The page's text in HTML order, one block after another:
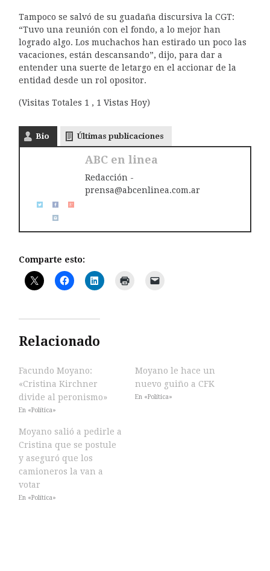
Tampoco se salvó de su guadaña discursiva la CGT:
“Tuvo una reunión con el fondo, a lo mejor han
logrado algo. Los muchachos han estirado un poco las
vacaciones, están descansando”, dijo, para dar a
entender una suerte de letargo en el accionar de la
entidad desde un rol opositor.
(Visitas Totales 1 , 1 Vistas Hoy)
Bio Últimas publicaciones
ABC en linea
Redacción -
prensa@abcenlinea.com.ar
Comparte esto:
Relacionado
Facundo Moyano:
«Cristina Kirchner
divide al peronismo»
En «Política»
Moyano le hace un
nuevo guiño a CFK
En «Política»
Moyano salió a pedirle a
Cristina que se postule
y aseguró que los
camioneros la van a
votar
En «Política»